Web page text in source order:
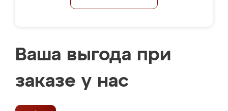
Ваша выгода при
заказе у нас